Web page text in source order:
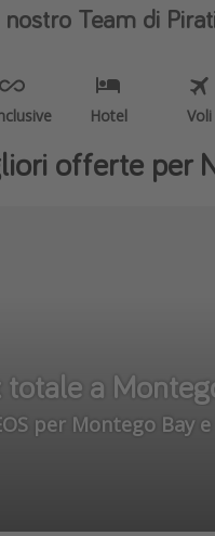
Team di
Hotel Voli
offerte per
totale a